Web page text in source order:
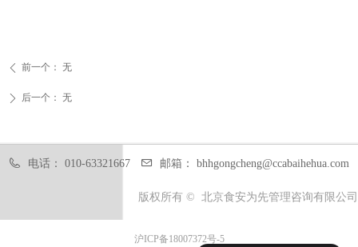
ꄴ 前一个： 无
ꄲ 后一个： 无
版权所有 © 北京食安为先管理咨询有限公司
电话： 010-63321667 邮箱： bhhgongcheng@ccabaihehua.com
沪ICP备18007372号-5